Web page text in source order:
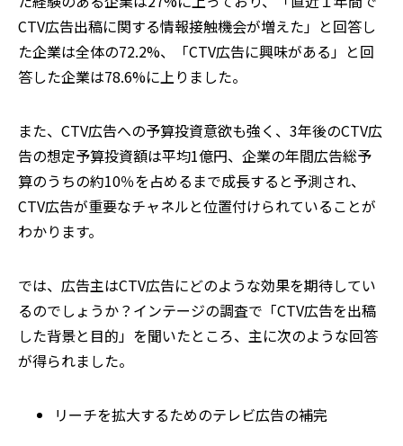
CTV広告出稿に関する情報接触機会が増えた」と回答し
た企業は全体の72.2%、「CTV広告に興味がある」と回
答した企業は78.6%に上りました。
また、CTV広告への予算投資意欲も強く、3年後のCTV広
告の想定予算投資額は平均1億円、企業の年間広告総予
算のうちの約10％を占めるまで成⻑すると予測され、
CTV広告が重要なチャネルと位置付けられていることが
わかります。
では、広告主はCTV広告にどのような効果を期待してい
るのでしょうか？インテージの調査で「CTV広告を出稿
した背景と目的」を聞いたところ、主に次のような回答
が得られました。
リーチを拡大するためのテレビ広告の補完